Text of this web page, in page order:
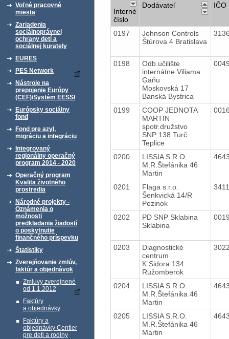
Voľné pracovné
miesta
Zariadenia
sociálnoprávnej
ochrany detí a
sociálnej kurately
EURES
PES Network
Nástroje na
prepojenie Európy
(CEF)/Systém EESSI
Európsky sociálny
fond
Fond pre azyl,
migráciu a integráciu
Integrovaný
regionálny operačný
program 2014 - 2020
Operačný program
Kvalita životného
prostredia
Národné projekty -
Oznámenia o
možnosti
predkladania žiadostí
o poskytnutie
finančného príspevku
Štatistiky
Zverejňovanie zmlúv,
faktúr a objednávok
Zmluvy zverejnené
od 1.1.2012
Faktúry
a objednávky
Faktúry a
objednávky Centier
pre deti a rodiny
Interné
číslo
Dodávateľ IČO
0197
Johnson Controls
Štúrova 4 Bratislava
0198
Odb.učilište
internátne Viliama
Gaňu
Moskovská 17
Banská Bystrica
0199
COOP JEDNOTA
MARTIN
spotr.družstvo
SNP 138 Turč.
Teplice
0200
LISSIA S.R.O.
M.R.Štefánika 46
Martin
0201
Flaga s.r.o.
Šenkvická 14/R
Pezinok
0202
PD SNP Sklabina
Sklabina
0203
Diagnostické
centrum
K.Sidora 134
Ružomberok
0204
LISSIA S.R.O.
M.R.Štefánika 46
Martin
0205
LISSIA S.R.O.
M.R.Štefánika 46
Martin